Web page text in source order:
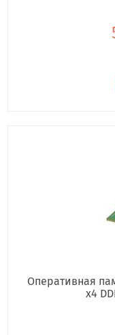
Оперативная
x4